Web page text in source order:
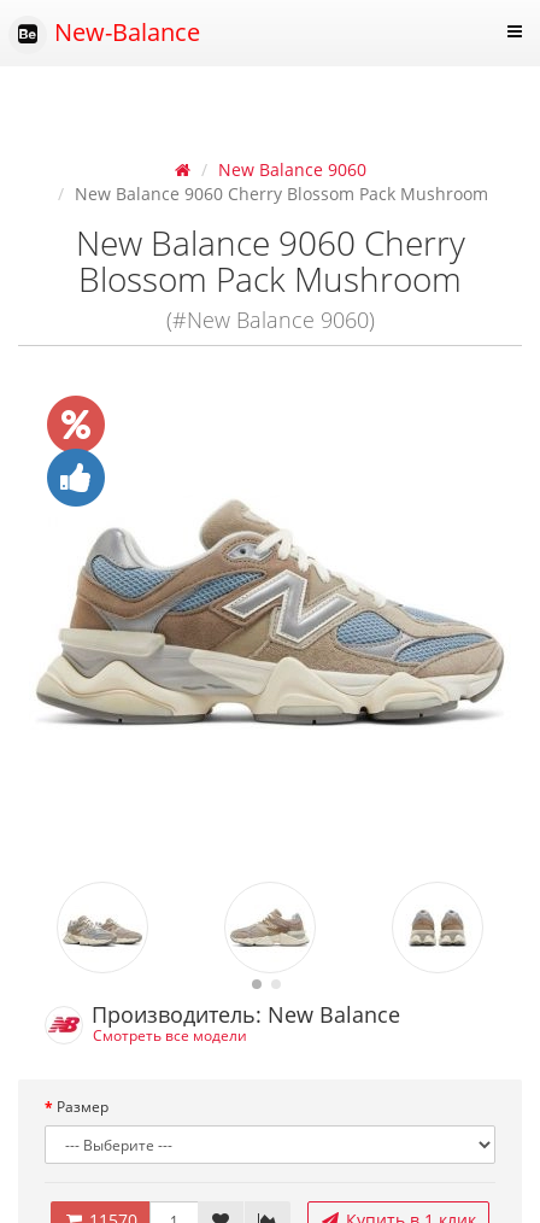
New-Balance
New Balance 9060
New Balance 9060 Cherry Blossom Pack Mushroom
New Balance 9060 Cherry
Blossom Pack Mushroom
(#New Balance 9060)
Производитель: New Balance
Смотреть все модели
Размер